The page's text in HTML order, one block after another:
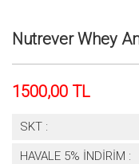
Nutrever Whey
1500,00 TL
SKT :
HAVALE 5% İNDİRİM :